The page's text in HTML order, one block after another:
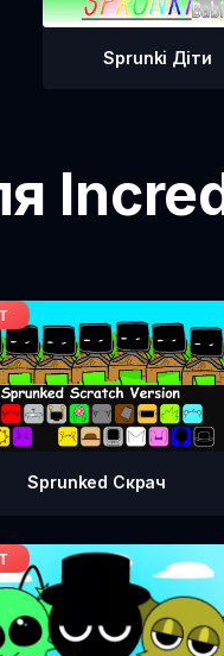
Sprunki Діти
Sprunked Скрач